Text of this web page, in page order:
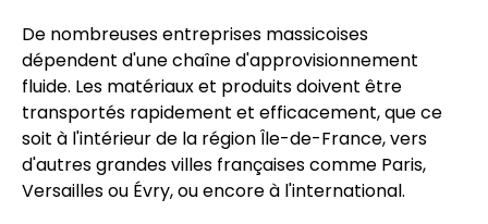
De nombreuses entreprises massicoises
dépendent d'une chaîne d'approvisionnement
fluide. Les matériaux et produits doivent être
transportés rapidement et efficacement, que ce
soit à l'intérieur de la région Île-de-France, vers
d'autres grandes villes françaises comme Paris,
Versailles ou Évry, ou encore à l'international.